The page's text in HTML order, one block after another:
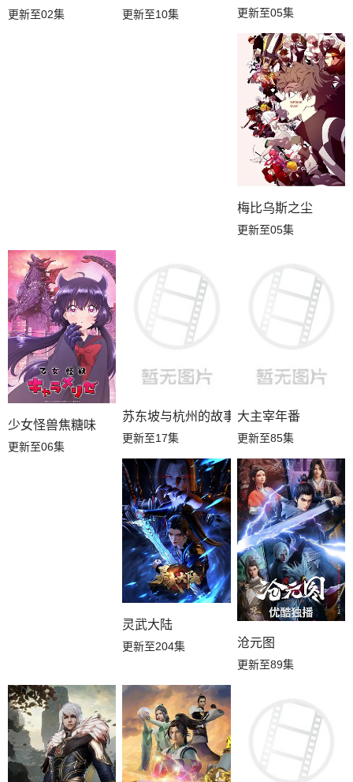
更新至02集 更新至10集 更新至05集
梅比乌斯之尘
更新至05集
少女怪兽焦糖味
更新至06集
苏东坡与杭州的故事
更新至17集
大主宰年番
更新至85集
灵武大陆
更新至204集 沧元图
更新至89集